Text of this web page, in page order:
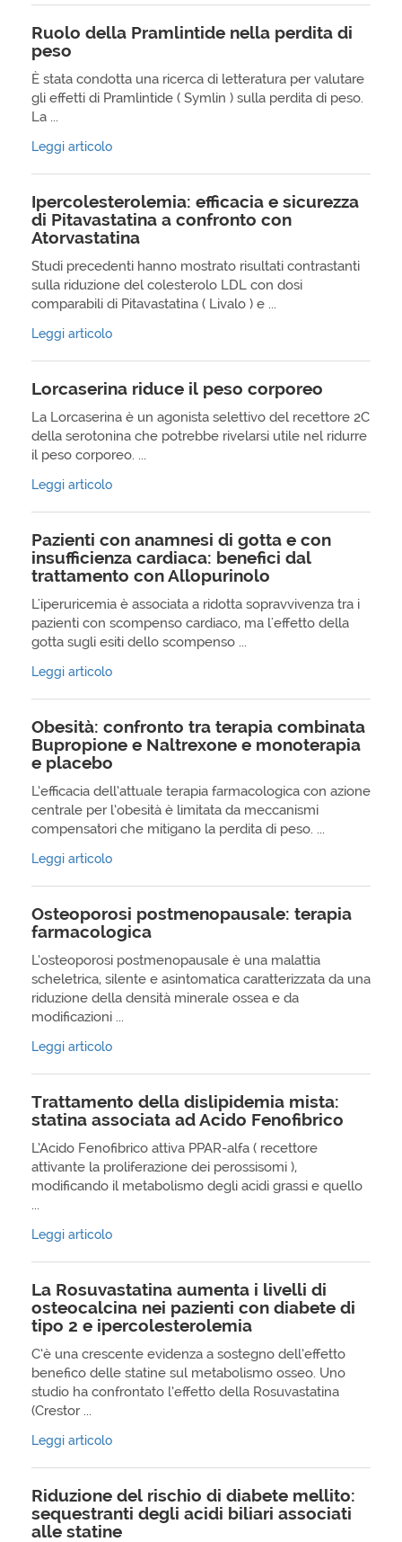
Ruolo della Pramlintide nella perdita di
peso
È stata condotta una ricerca di letteratura per valutare
gli effetti di Pramlintide ( Symlin ) sulla perdita di peso.
La ...
Leggi articolo
Ipercolesterolemia: efficacia e sicurezza
di Pitavastatina a confronto con
Atorvastatina
Studi precedenti hanno mostrato risultati contrastanti
sulla riduzione del colesterolo LDL con dosi
comparabili di Pitavastatina ( Livalo ) e ...
Leggi articolo
Lorcaserina riduce il peso corporeo
La Lorcaserina è un agonista selettivo del recettore 2C
della serotonina che potrebbe rivelarsi utile nel ridurre
il peso corporeo. ...
Leggi articolo
Pazienti con anamnesi di gotta e con
insufficienza cardiaca: benefici dal
trattamento con Allopurinolo
L'iperuricemia è associata a ridotta sopravvivenza tra i
pazienti con scompenso cardiaco, ma l'effetto della
gotta sugli esiti dello scompenso ...
Leggi articolo
Obesità: confronto tra terapia combinata
Bupropione e Naltrexone e monoterapia
e placebo
L’efficacia dell’attuale terapia farmacologica con azione
centrale per l’obesità è limitata da meccanismi
compensatori che mitigano la perdita di peso. ...
Leggi articolo
Osteoporosi postmenopausale: terapia
farmacologica
L’osteoporosi postmenopausale è una malattia
scheletrica, silente e asintomatica caratterizzata da una
riduzione della densità minerale ossea e da
modificazioni ...
Leggi articolo
Trattamento della dislipidemia mista:
statina associata ad Acido Fenofibrico
L’Acido Fenofibrico attiva PPAR-alfa ( recettore
attivante la proliferazione dei perossisomi ),
modificando il metabolismo degli acidi grassi e quello
...
Leggi articolo
La Rosuvastatina aumenta i livelli di
osteocalcina nei pazienti con diabete di
tipo 2 e ipercolesterolemia
C’è una crescente evidenza a sostegno dell’effetto
benefico delle statine sul metabolismo osseo. Uno
studio ha confrontato l’effetto della Rosuvastatina
(Crestor ...
Leggi articolo
Riduzione del rischio di diabete mellito:
sequestranti degli acidi biliari associati
alle statine